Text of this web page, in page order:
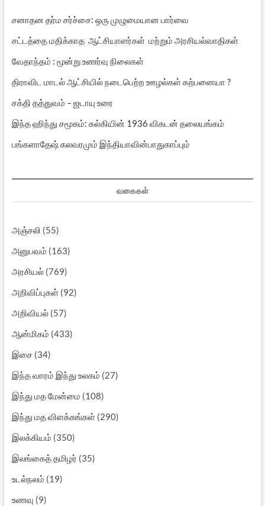
சனாதன தர்ம சர்ச்சை: ஒரு முழுமையான பார்வை
சட்டத்தை மதிக்காத ஆட்சியாளர்கள் மற்றும் அரசியல்வாதிகள்
வேதாந்தம் : மூன்று உணர்வு நிலைகள்
திராவிட மாடல் ஆட்சியில் நடைபெற்ற ஊழல்கள் கற்பனையா ?
சக்தி தத்துவம் – ஜடாயு உரை
இந்த ஹிந்து சமூகம்: கல்கியின் 1936 விகடன் தலையங்கம்
பங்களாதேஷ் கலவரமும் இந்தியாவின்பாதுகாப்பும்
வகைகள்
அஞ்சலி (55)
அனுபவம் (163)
அரசியல்(769)
அறிவிப்புகள்(92)
அறிவியல்(57)
ஆன்மிகம் (433)
இசை(34)
இந்த வாரம் இந்து உலகம் (27)
இந்து மத மேன்மை (108)
இந்து மத விளக்கங்கள்(290)
இலக்கியம் (350)
இலங்கைத் தமிழர் (35)
உடல்நலம் (19)
உணவு (9)